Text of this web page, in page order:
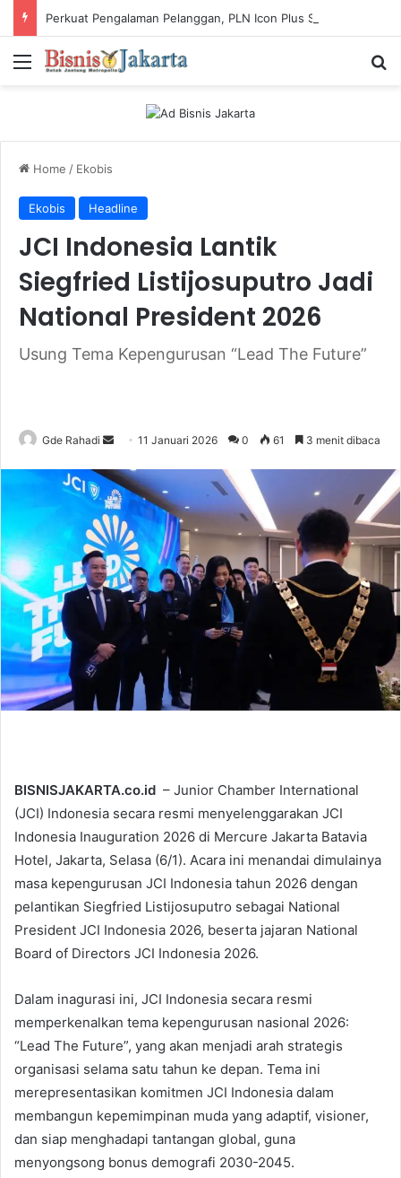
Menu
Home / Ekobis
Ekobis Headline
JCI Indonesia Lantik
Siegfried Listijosuputro Jadi
National President 2026
Usung Tema Kepengurusan “Lead The Future”
Gde Rahadi
n
d
a
e
m
l
11 Januari 2026 0 61 3 menit dibaca
BISNISJAKARTA.co.id – Junior Chamber International
(JCI) Indonesia secara resmi menyelenggarakan JCI
Indonesia Inauguration 2026 di Mercure Jakarta Batavia
Hotel, Jakarta, Selasa (6/1). Acara ini menandai dimulainya
masa kepengurusan JCI Indonesia tahun 2026 dengan
pelantikan Siegfried Listijosuputro sebagai National
President JCI Indonesia 2026, beserta jajaran National
Board of Directors JCI Indonesia 2026.
Dalam inagurasi ini, JCI Indonesia secara resmi
memperkenalkan tema kepengurusan nasional 2026:
“Lead The Future”, yang akan menjadi arah strategis
organisasi selama satu tahun ke depan. Tema ini
merepresentasikan komitmen JCI Indonesia dalam
membangun kepemimpinan muda yang adaptif, visioner,
dan siap menghadapi tantangan global, guna
menyongsong bonus demografi 2030-2045.